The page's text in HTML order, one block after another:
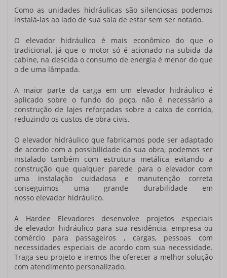
Como as unidades hidráulicas são silenciosas podemos
instalá-las ao lado de sua sala de estar sem ser notado.
O elevador hidráulico é mais econômico do que o
tradicional, já que o motor só é acionado na subida da
cabine, na descida o consumo de energia é menor do que
o de uma lâmpada.
A maior parte da carga em um elevador hidráulico é
aplicado sobre o fundo do poço, não é necessário a
construção de lajes reforçadas sobre a caixa de corrida,
reduzindo os custos de obra civis.
O elevador hidráulico que fabricamos pode ser adaptado
de acordo com a possibilidade da sua obra, podemos ser
instalado também com estrutura metálica evitando a
construção que qualquer parede para o elevador com
uma instalação cuidadosa e manutenção correta
conseguimos uma grande durabilidade em
nosso elevador hidráulico.
A Hardee Elevadores desenvolve projetos especiais
de elevador hidráulicopara sua residência, empresa ou
comércio para passageiros , cargas, pessoas com
necessidades especiais de acordo com sua necessidade.
Traga seu projeto e iremos lhe oferecer a melhor solução
com atendimento personalizado.